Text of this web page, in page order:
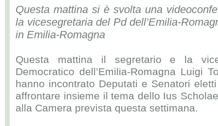
Questa mattina si è svolta una
la vicesegretaria del Pd dell’Emilia-
in Emilia-Romagna
Questa mattina il segretario e la
Democratico dell’Emilia-Romagna Luigi
hanno incontrato Deputati e Senatori
affrontare insieme il tema dello Ius
alla Camera prevista questa settimana.